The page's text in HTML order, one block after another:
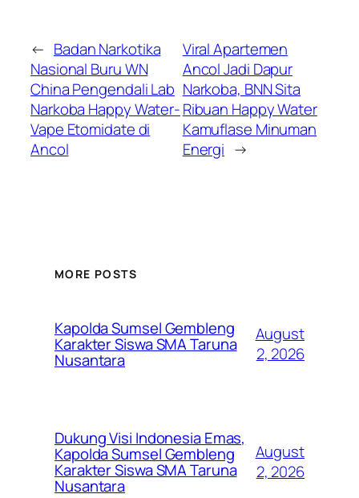
← Badan Narkotika
Nasional Buru WN
China Pengendali Lab
Narkoba Happy Water-
Vape Etomidate di
Ancol
Viral Apartemen
Ancol Jadi Dapur
Narkoba, BNN Sita
Ribuan Happy Water
Kamuflase Minuman
Energi →
MORE POSTS
Kapolda Sumsel Gembleng
Karakter Siswa SMA Taruna
Nusantara
August
2, 2026
Dukung Visi Indonesia Emas,
Kapolda Sumsel Gembleng
Karakter Siswa SMA Taruna
Nusantara
August
2, 2026